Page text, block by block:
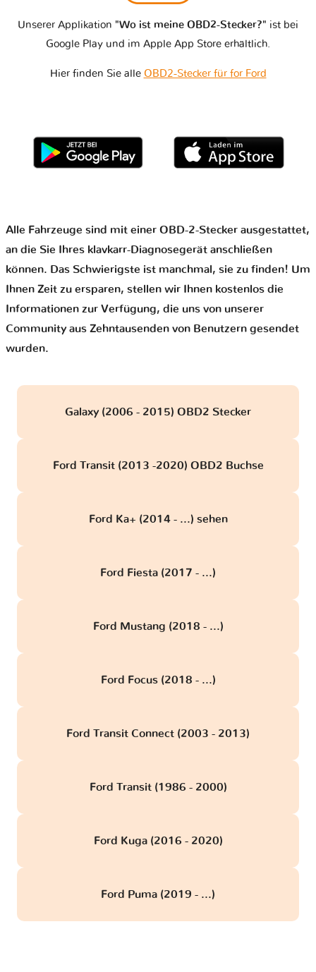
Unserer Applikation "Wo ist meine OBD2-Stecker?" ist bei
Google Play und im Apple App Store erhältlich.
Hier finden Sie alle OBD2-Stecker für for Ford
Alle Fahrzeuge sind mit einer OBD-2-Stecker ausgestattet,
an die Sie Ihres klavkarr-Diagnosegerät anschließen
können. Das Schwierigste ist manchmal, sie zu finden! Um
Ihnen Zeit zu ersparen, stellen wir Ihnen kostenlos die
Informationen zur Verfügung, die uns von unserer
Community aus Zehntausenden von Benutzern gesendet
wurden.
Galaxy (2006 - 2015) OBD2 Stecker
Ford Transit (2013 -2020) OBD2 Buchse
Ford Ka+ (2014 - ...) sehen
Ford Fiesta (2017 - ...)
Ford Mustang (2018 - ...)
Ford Focus (2018 - ...)
Ford Transit Connect (2003 - 2013)
Ford Transit (1986 - 2000)
Ford Kuga (2016 - 2020)
Ford Puma (2019 - ...)